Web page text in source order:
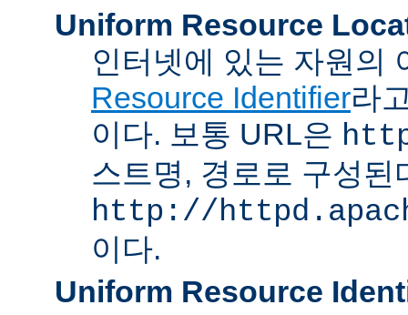
Uniform Resource
인터넷에 있는 자원의
Resource Identifier라
이다. 보통 URL은
스트명, 경로로 구성
http://
이다.
Uniform Resource